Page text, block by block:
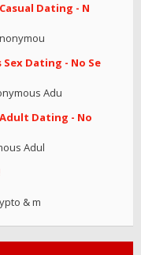
Dating - N
Dating - No Se
Adu
Dating - No
Adul
& m